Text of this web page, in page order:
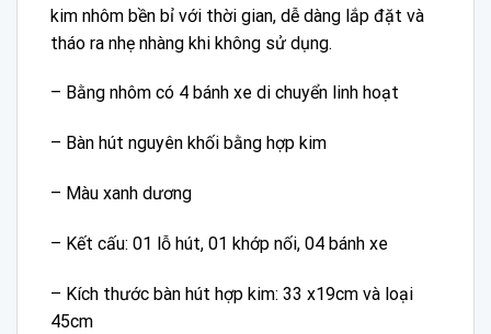
kim nhôm bền bỉ với thời gian, dễ dàng lắp đặt và
tháo ra nhẹ nhàng khi không sử dụng.
– Bằng nhôm có 4 bánh xe di chuyển linh hoạt
– Bàn hút nguyên khối bằng hợp kim
– Màu xanh dương
– Kết cấu: 01 lỗ hút, 01 khớp nối, 04 bánh xe
– Kích thước bàn hút hợp kim: 33 x19cm và loại
45cm